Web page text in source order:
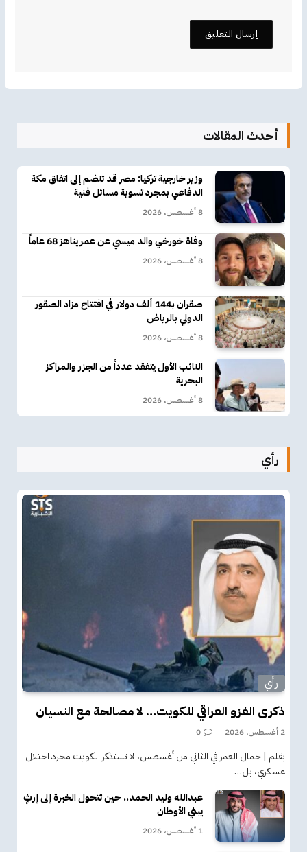
أحدث المقالات
وزير خارجية تركيا: مصر قد تنضم إلى اتفاق مكة
الدفاعي بمجرد تسوية مسائل فنية
8 أغسطس، 2026
وفاة خورخي والد ميسي عن عمر يناهز 68 عاماً
8 أغسطس، 2026
صقران بـ144 ألف دولار في افتتاح مزاد الصقور
الدولي بالرياض
8 أغسطس، 2026
النائب الأول يتفقد عدداً من الجزر والمراكز
البحرية
8 أغسطس، 2026
رأي
رأي
ذكرى الغزو العراقي للكويت… لا مصالحة مع النسيان
2 أغسطس، 2026 0
بقلم | جمال العمر في الثاني من أغسطس، لا تستذكر الكويت مجرد احتلال
عسكري، بل…
عبدالله وليد الحمد.. حين تتحول الخبرة إلى إرثٍ
يبني الأوطان
1 أغسطس، 2026